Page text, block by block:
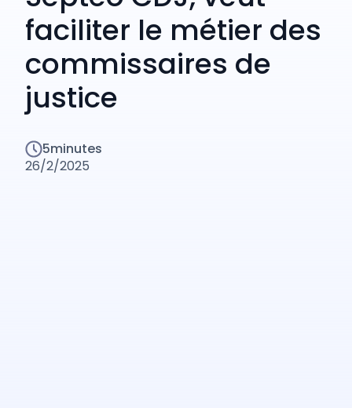
faciliter le métier des
commissaires de
justice
5minutes
26/2/2025